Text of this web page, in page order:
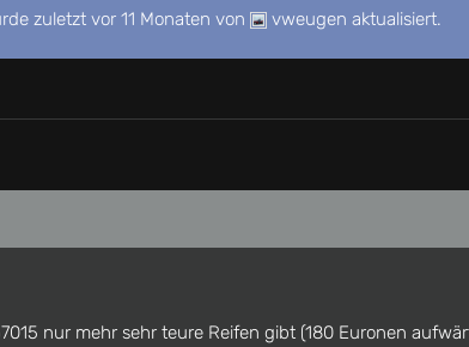
zuletzt vor 11 Monaten von vweugen aktualisiert.
nur mehr sehr teure Reifen gibt (180 Euronen